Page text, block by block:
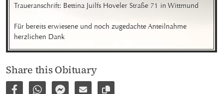
Traueranschrift: Bettina Juilfs Hoveler Straße 71 in Wittmund
Für bereits erwiesene und noch zugedachte Anteilnahme
herzlichen Dank
Share this Obituary